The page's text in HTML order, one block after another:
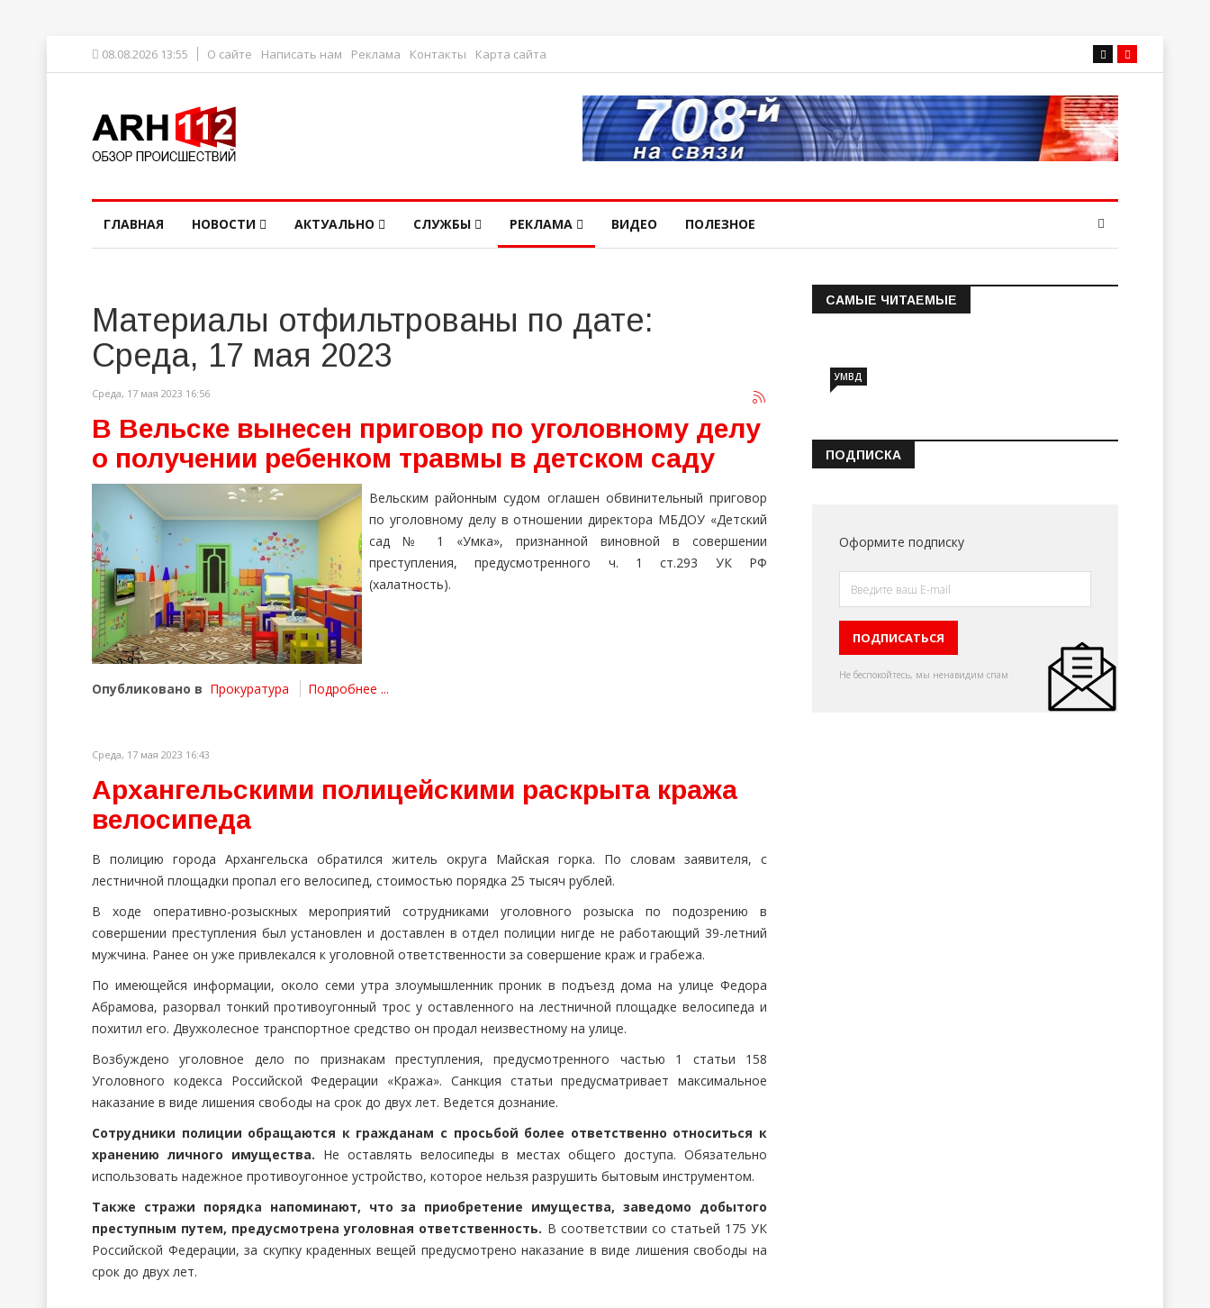
08.08.2026 13:55 О сайте Написать нам Реклама Контакты Карта сайта
ГЛАВНАЯ НОВОСТИ АКТУАЛЬНО СЛУЖБЫ РЕКЛАМА ВИДЕО ПОЛЕЗНОЕ
Материалы отфильтрованы по дате:
Среда, 17 мая 2023
Среда, 17 мая 2023 16:56
В Вельске вынесен приговор по уголовному делу
о получении ребенком травмы в детском саду
Вельским районным судом оглашен обвинительный приговор
по уголовному делу в отношении директора МБДОУ «Детский
сад № 1 «Умка», признанной виновной в совершении
преступления, предусмотренного ч. 1 ст.293 УК РФ
(халатность).
Опубликовано в Прокуратура Подробнее ...
Среда, 17 мая 2023 16:43
Архангельскими полицейскими раскрыта кража
велосипеда
В полицию города Архангельска обратился житель округа Майская горка. По словам заявителя, с
лестничной площадки пропал его велосипед, стоимостью порядка 25 тысяч рублей.
В ходе оперативно-розыскных мероприятий сотрудниками уголовного розыска по подозрению в
совершении преступления был установлен и доставлен в отдел полиции нигде не работающий 39-летний
мужчина. Ранее он уже привлекался к уголовной ответственности за совершение краж и грабежа.
По имеющейся информации, около семи утра злоумышленник проник в подъезд дома на улице Федора
Абрамова, разорвал тонкий противоугонный трос у оставленного на лестничной площадке велосипеда и
похитил его. Двухколесное транспортное средство он продал неизвестному на улице.
Возбуждено уголовное дело по признакам преступления, предусмотренного частью 1 статьи 158
Уголовного кодекса Российской Федерации «Кража». Санкция статьи предусматривает максимальное
наказание в виде лишения свободы на срок до двух лет. Ведется дознание.
Сотрудники полиции обращаются к гражданам с просьбой более ответственно относиться к
хранению личного имущества. Не оставлять велосипеды в местах общего доступа. Обязательно
использовать надежное противоугонное устройство, которое нельзя разрушить бытовым инструментом.
Также стражи порядка напоминают, что за приобретение имущества, заведомо добытого
преступным путем, предусмотрена уголовная ответственность. В соответствии со статьей 175 УК
Российской Федерации, за скупку краденных вещей предусмотрено наказание в виде лишения свободы на
срок до двух лет.
САМЫЕ ЧИТАЕМЫЕ
Информация о состоянии
УМВД
ПОДПИСКА
Оформите подписку
Не беспокойтесь, мы ненавидим спам